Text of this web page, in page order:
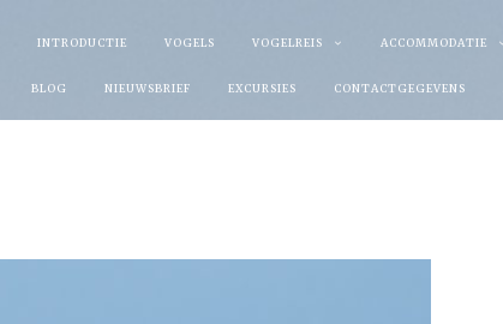
INTRODUCTIE VOGELS VOGELREIS ACCOMMODATIE
BLOG NIEUWSBRIEF EXCURSIES CONTACTGEGEVENS